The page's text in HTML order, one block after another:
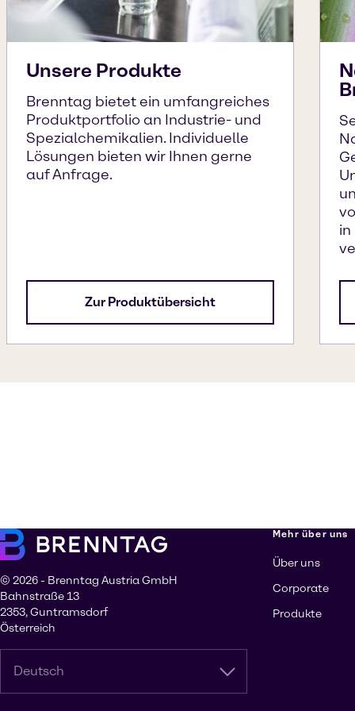
Unsere Produkte
Brenntag bietet ein umfangreiches
Produktportfolio an Industrie- und
Spezialchemikalien. Individuelle
Lösungen bieten wir Ihnen gerne
auf Anfrage.
Zur Produktübersicht
© 2026 - Brenntag Austria GmbH
Bahnstraße 13
2353, Guntramsdorf
Österreich
Deutsch
Mehr über uns
Über uns
Corporate
Produkte